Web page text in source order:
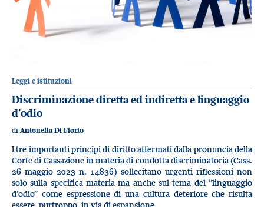
Leggi e istituzioni
Discriminazione diretta ed indiretta e linguaggio
d’odio
di Antonella Di Florio
I tre importanti principi di diritto affermati dalla pronuncia della
Corte di Cassazione in materia di condotta discriminatoria (Cass.
26 maggio 2023 n. 14836) sollecitano urgenti riflessioni non
solo sulla specifica materia ma anche sul tema del “linguaggio
d’odio” come espressione di una cultura deteriore che risulta